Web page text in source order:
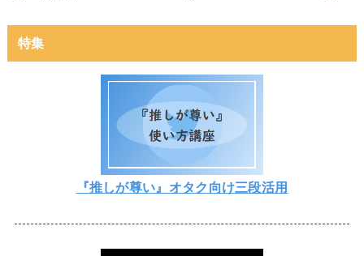
特集
『推しが尊い』オタク向け三段活用